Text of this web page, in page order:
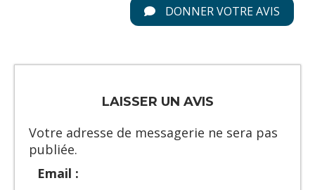
DONNER VOTRE AVIS
LAISSER UN AVIS
Votre adresse de messagerie ne sera pas
publiée.
Email :